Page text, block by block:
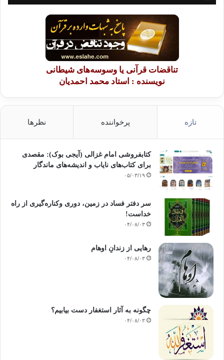
تناقضات قرآنی یا وسوسه‌های شیطانی
نویسنده : استاد محمد احمدیان
تازه پرخواننده نظرها
کتابفروشی امام غزالی (آیجی بوک): مقصدی
برای کتاب‌های نایاب و اندیشه‌های ماندگار
۰۵/۰۳/۱۹
سر دفتر فساد در زمین‌، دوری وکناره‌گیری از راه
خداست‌!
۰۴/۰۸/۰۳
رهایی از زندانِ اوهام
۰۴/۰۸/۰۳
چگونه به آثار استغفار دست بیابیم؟
۰۴/۰۸/۰۳